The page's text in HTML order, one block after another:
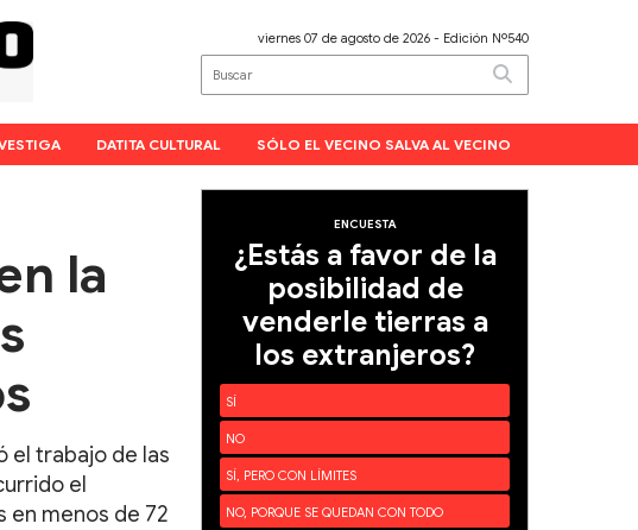
viernes 07 de agosto de 2026 - Edición Nº540
DATITA CULTURAL SÓLO EL VECINO SALVA AL VECINO
la
el trabajo de las
el
en menos de 72
ENCUESTA
¿Estás a favor de la
posibilidad de
venderle tierras a
los extranjeros?
SÍ
NO
SÍ, PERO CON LÍMITES
NO, PORQUE SE QUEDAN CON TODO